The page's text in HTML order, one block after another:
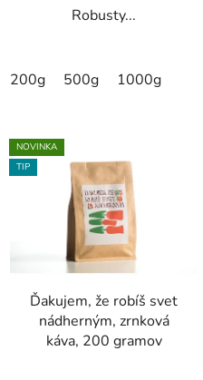
Robusty...
200g 500g 1000g
NOVINKA
TIP
Ďakujem, že robíš svet
nádherným, zrnková
káva, 200 gramov